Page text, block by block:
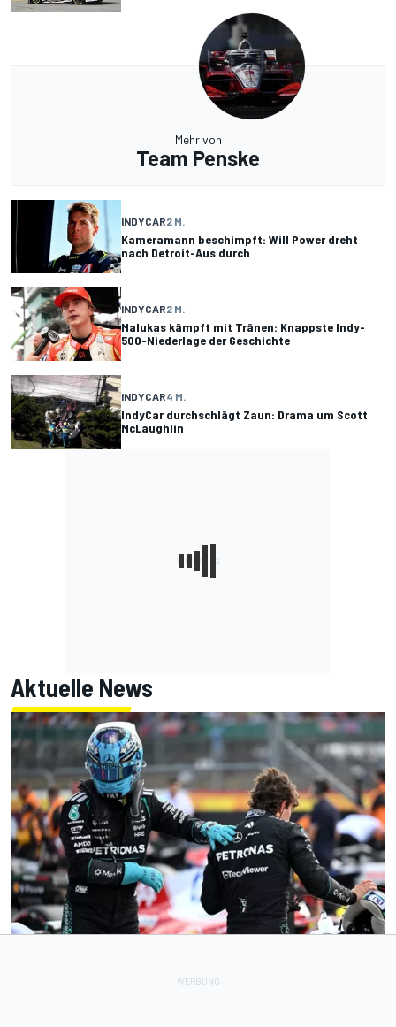
Mehr von
Team Penske
INDYCAR2 M.
Kameramann beschimpft: Will Power dreht
nach Detroit-Aus durch
INDYCAR2 M.
Malukas kämpft mit Tränen: Knappste Indy-
500-Niederlage der Geschichte
INDYCAR4 M.
IndyCar durchschlägt Zaun: Drama um Scott
McLaughlin
Aktuelle News
Mercedes: "Konstrukteurswertung ist das vorrangige Ziel